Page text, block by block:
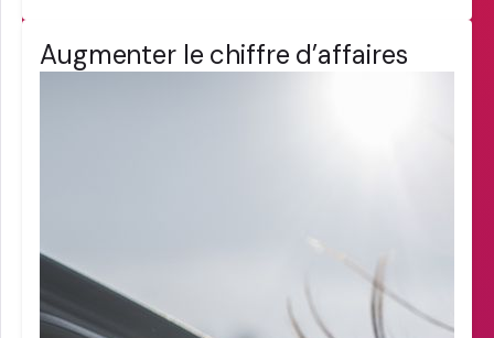
Augmenter le chiffre d’affaires